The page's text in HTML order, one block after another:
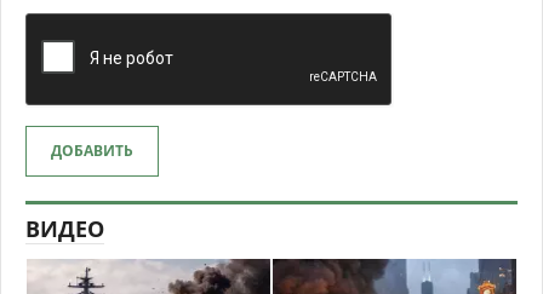
ДОБАВИТЬ
ВИДЕО